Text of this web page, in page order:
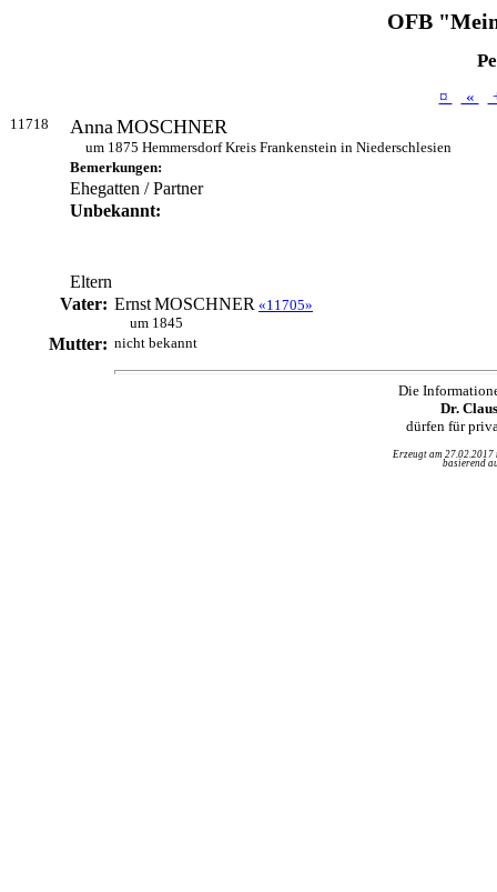
OFB
¤ «
11718 AnnaMOSCHNER
um 1875 Hemmersdorf Kreis Frankenstein in Niederschlesien
Bemerkungen:
Ehegatten / Partner
Unbekannt:
Eltern
Vater: ErnstMOSCHNER «11705»
um 1845
Mutter: nicht bekannt
Die
Dr.
dürfen für
Erzeugt am
basierend